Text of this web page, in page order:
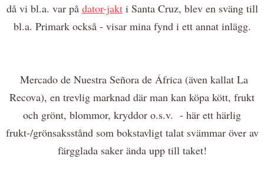
då vi bl.a. var på dator-jakti Santa Cruz, blev en sväng till
bl.a. Primark också - visar mina fynd i ett annat inlägg.
Mercado de Nuestra Señora de África (även kallat La
Recova), en trevlig marknad där man kan köpa kött, frukt
och grönt, blommor, kryddor o.s.v. - här ett härlig
frukt-/grönsaksstånd som bokstavligt talat svämmar över av
färgglada saker ända upp till taket!